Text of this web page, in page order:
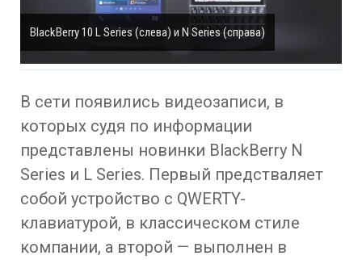
BlackBerry 10 L Series (слева) и N Series (справа)
В сети появились видеозаписи, в
которых судя по информации
представлены новинки BlackBerry N
Series и L Series. Первый предстваляет
собой устройство с QWERTY-
клавиатурой, в классическом стиле
компании, а второй — выполнен в